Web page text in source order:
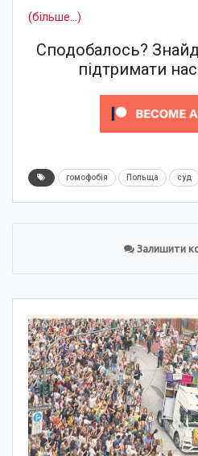
(більше…)
Сподобалось?
підтримати
гомофобія Польща суд
Залишити